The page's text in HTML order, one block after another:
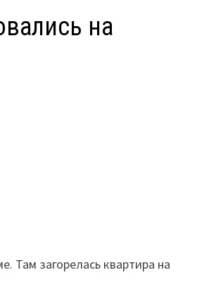
на
Там загорелась квартира на